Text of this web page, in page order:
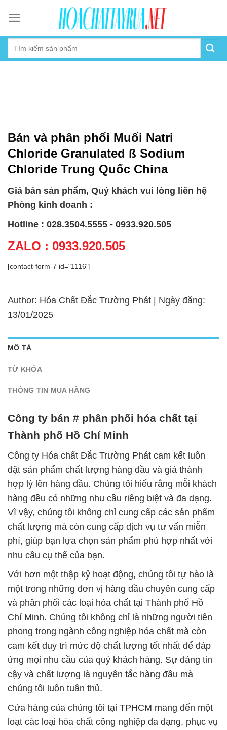
content
Bán và phân phối Muối Natri
Chloride Granulated ß Sodium
Chloride Trung Quốc China
Giá bán sản phẩm, Quý khách vui lòng liên hệ
Phòng kinh doanh :
Hotline : 028.3504.5555 - 0933.920.505
ZALO : 0933.920.505
[contact-form-7 id="1116"]
Author: Hóa Chất Đắc Trường Phát | Ngày đăng:
13/01/2025
MÔ TẢ
TỪ KHÓA
THÔNG TIN MUA HÀNG
Công ty bán # phân phối hóa chất tại
Thành phố Hồ Chí Minh
Công ty Hóa chất Đắc Trường Phát cam kết luôn
đặt sản phẩm chất lượng hàng đầu và giá thành
hợp lý lên hàng đầu. Chúng tôi hiểu rằng mỗi khách
hàng đều có những nhu cầu riêng biệt và đa dạng.
Vì vậy, chúng tôi không chỉ cung cấp các sản phẩm
chất lượng mà còn cung cấp dịch vụ tư vấn miễn
phí, giúp bạn lựa chọn sản phẩm phù hợp nhất với
nhu cầu cụ thể của bạn.
Với hơn một thập kỷ hoạt động, chúng tôi tự hào là
một trong những đơn vị hàng đầu chuyên cung cấp
và phân phối các loại hóa chất tại Thành phố Hồ
Chí Minh. Chúng tôi không chỉ là những người tiên
phong trong ngành công nghiệp hóa chất mà còn
cam kết duy trì mức độ chất lượng tốt nhất để đáp
ứng mọi nhu cầu của quý khách hàng. Sự đáng tin
cậy và chất lượng là nguyên tắc hàng đầu mà
chúng tôi luôn tuân thủ.
Cửa hàng của chúng tôi tại TPHCM mang đến một
loạt các loại hóa chất công nghiệp đa dạng, phục vụ